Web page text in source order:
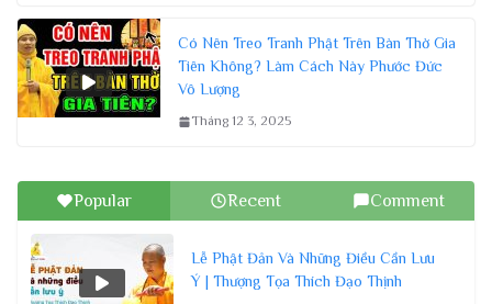
Có Nên Treo Tranh Phật Trên Bàn Thờ Gia
Tiên Không? Làm Cách Này Phước Đức
Vô Lượng
Tháng 12 3, 2025
Popular Recent Comment
Lễ Phật Đản Và Những Điều Cần Lưu
Ý | Thượng Tọa Thích Đạo Thịnh